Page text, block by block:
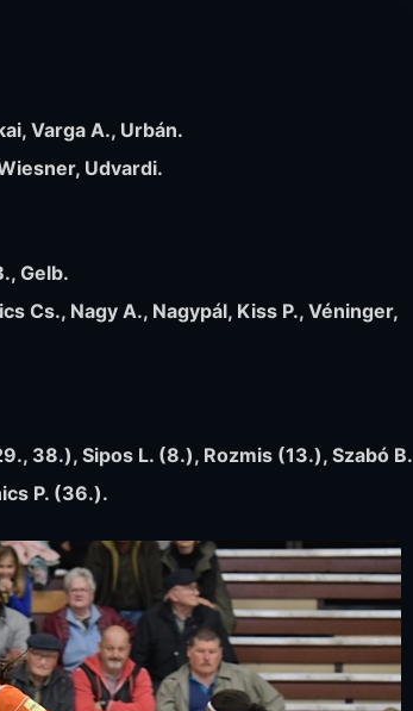
Varga A., Urbán.
Udvardi.
Gelb.
Cs., Nagy A., Nagypál, Kiss P., Véninger,
38.), Sipos L. (8.), Rozmis (13.), Szabó B.
P. (36.).